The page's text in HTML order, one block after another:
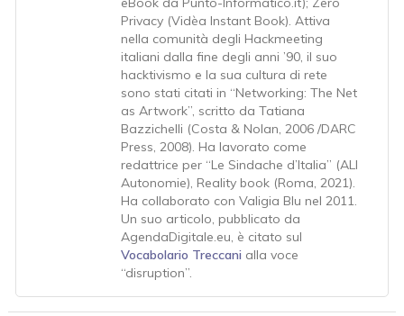
Privacy (Vidèa Instant Book). Attiva
nella comunità degli Hackmeeting
italiani dalla fine degli anni ’90, il suo
hacktivismo e la sua cultura di rete
sono stati citati in “Networking: The Net
as Artwork”, scritto da Tatiana
Bazzichelli (Costa & Nolan, 2006 /DARC
Press, 2008). Ha lavorato come
redattrice per “Le Sindache d’Italia” (ALI
Autonomie), Reality book (Roma, 2021).
Ha collaborato con Valigia Blu nel 2011.
Un suo articolo, pubblicato da
AgendaDigitale.eu, è citato sul
Vocabolario Treccani alla voce
“disruption”.